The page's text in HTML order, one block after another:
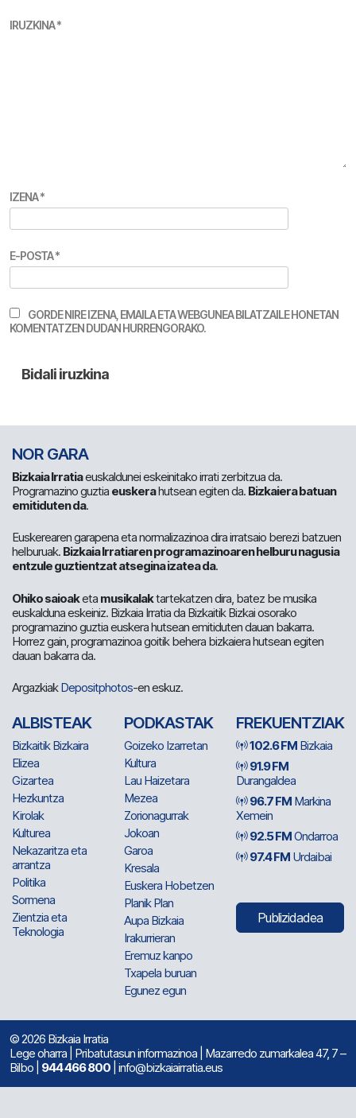
IRUZKINA*
IZENA*
E-POSTA*
GORDE NIRE IZENA, EMAILA ETA WEBGUNEA BILATZAILE HONETAN
KOMENTATZEN DUDAN HURRENGORAKO.
NOR GARA
Bizkaia Irratiaeuskaldunei eskeinitako irrati zerbitzua da.
Programazino guztia euskerahutsean egiten da. Bizkaiera batuan
emitiduten da.
Euskerearen garapena eta normalizazinoa dira irratsaio berezi batzuen
helburuak. Bizkaia Irratiaren programazinoaren helburu nagusia
entzule guztientzat atsegina izatea da.
Ohiko saioaketa musikalaktartekatzen dira, batez be musika
euskalduna eskeiniz. Bizkaia Irratia da Bizkaitik Bizkai osorako
programazino guztia euskera hutsean emitiduten dauan bakarra.
Horrez gain, programazinoa goitik behera bizkaiera hutsean egiten
dauan bakarra da.
ArgazkiakDepositphotos-en eskuz.
ALBISTEAK
Bizkaitik Bizkaira
Elizea
Gizartea
Hezkuntza
Kirolak
Kulturea
Nekazaritza eta
arrantza
Politika
Sormena
Zientzia eta
Teknologia
PODKASTAK
Goizeko Izarretan
Kultura
Lau Haizetara
Mezea
Zorionagurrak
Jokoan
Garoa
Kresala
Euskera Hobetzen
Planik Plan
Aupa Bizkaia
Irakurrieran
Eremuz kanpo
Txapela buruan
Egunez egun
FREKUENTZIAK
102.6 FM Bizkaia
91.9 FM
Durangaldea
96.7 FM Markina
Xemein
92.5 FMOndarroa
97.4 FM Urdaibai
Publizidadea
© 2026 Bizkaia Irratia
Lege oharra Pribatutasun informazinoa | Mazarredo zumarkalea 47, 7 –
Bilbo | 944 466 800 | info@bizkaiairratia.eus